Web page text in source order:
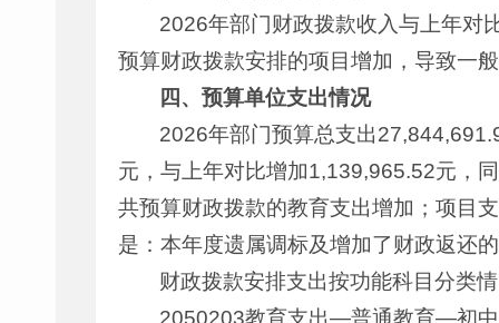
2026年部门财政拨款收入与上年对
预算财政拨款安排的项目增加，导致一
四、预算单位支出情况
2026年部门预算总支出
元，与上年对比增加1,139,965.52元，
共预算财政拨款的教育支出增加；项目
是：本年度遗属调标及增加了财政返还
财政拨款安排支出按功能科目分类
2050203教育支出—普通教育—初中